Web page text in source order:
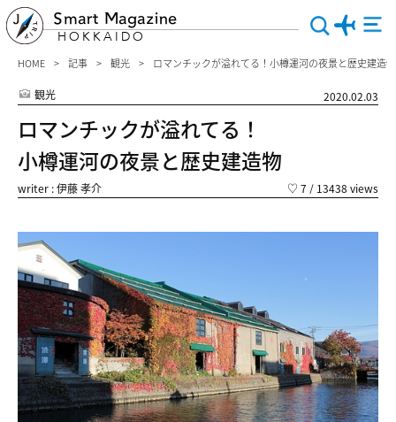
Smart Magazine
HOKKAIDO
HOME 記事 観光 ロマンチックが溢れてる！小樽運河の夜景と歴史建造物
観光 2020.02.03
ロマンチックが溢れてる！
小樽運河の夜景と歴史建造物
writer : 伊藤 孝介 ♡ 7 / 13438 views